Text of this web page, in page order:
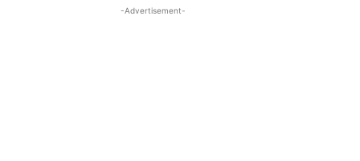
-Advertisement-